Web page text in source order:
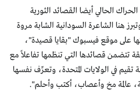
الحالي أيضا القصائد الثورية
هنا الشاعرة السودانية الشابة مروة
على موقع فيسبوك "بقايا قصيدة"،
تتضمن قصائدها التي تنظمها تفاعلاً مع
تقيم في الولايات المتحدة، وتعرِّف نفسها
عالمة مخ وأعصاب، أكتب وأحلم".